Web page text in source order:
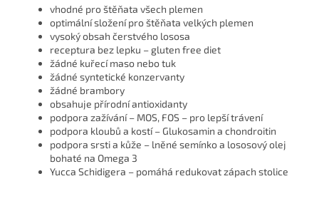
vhodné pro štěňata všech plemen
optimální složení pro štěňata velkých plemen
vysoký obsah čerstvého lososa
receptura bez lepku – gluten free diet
žádné kuřecí maso nebo tuk
žádné syntetické konzervanty
žádné brambory
obsahuje přírodní antioxidanty
podpora zažívání – MOS, FOS – pro lepší trávení
podpora kloubů a kostí – Glukosamin a chondroitin
podpora srsti a kůže – lněné semínko a lososový olej
bohaté na Omega 3
Yucca Schidigera – pomáhá redukovat zápach stolice